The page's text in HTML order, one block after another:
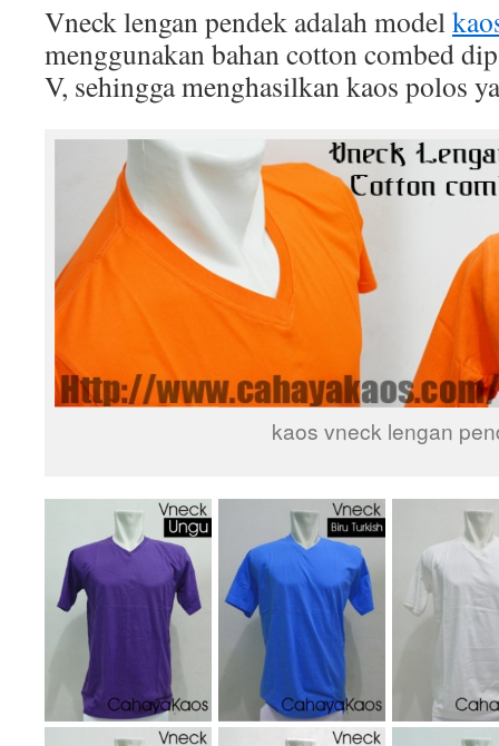
Vneck lengan pendek adalah model
menggunakan bahan cotton combed
V, sehingga menghasilkan kaos polos
kaos vneck lengan